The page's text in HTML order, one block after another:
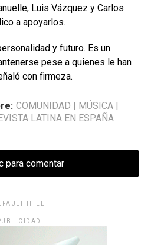
Luis Vázquez y Carlos
a apoyarlos.
y futuro. Es un
pese a quienes le han
con firmeza.
COMUNIDAD | MÚSICA |
LATINA EN ESPAÑA
para comentar
TITLE